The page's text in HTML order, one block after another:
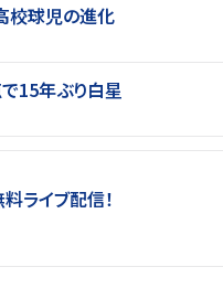
校球児の進化
15年ぶり白星
ライブ配信！